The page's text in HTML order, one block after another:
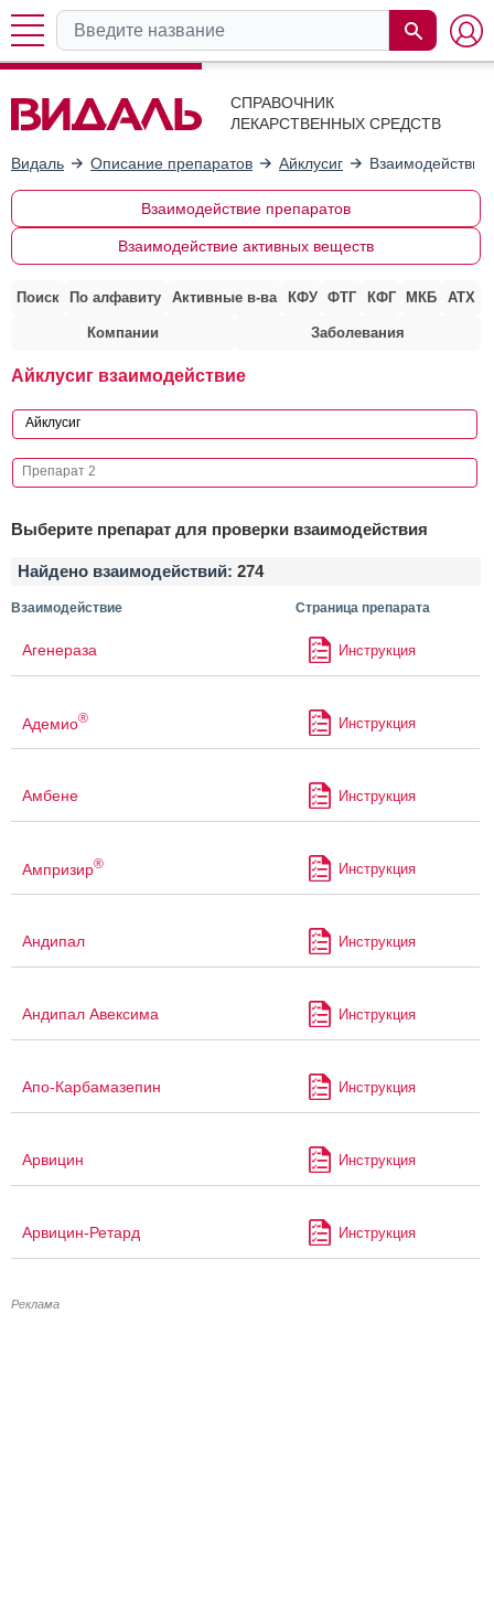
СПРАВОЧНИК
ЛЕКАРСТВЕННЫХ СРЕДСТВ
Видаль Описание препаратов Айклусиг
Взаимодействие препаратов
Взаимодействие активных веществ
Поиск По алфавиту Активные в-ва КФУ ФТГ КФГ МКБ АТХ
Компании Заболевания
Айклусиг взаимодействие
Выберите препарат для проверки взаимодействия
Найдено взаимодействий: 274
Взаимодействие Страница препарата
Агенераза Инструкция
Адемио® Инструкция
Амбене Инструкция
Ампризир® Инструкция
Андипал Инструкция
Андипал Авексима Инструкция
Апо-Карбамазепин Инструкция
Арвицин Инструкция
Арвицин-Ретард Инструкция
Реклама